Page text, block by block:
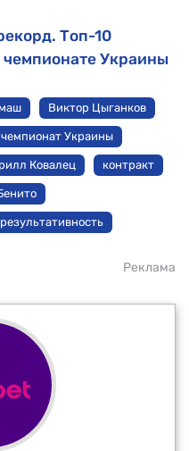
Топ-10
Украины
Виктор Цыганков
чемпионат Украины
Ковалец контракт
Реклама